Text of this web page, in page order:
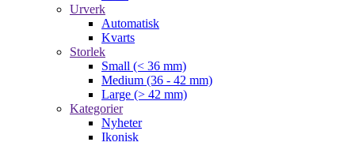
Urverk
Automatisk
Kvarts
Storlek
Small (< 36 mm)
Medium (36 - 42 mm)
Large (> 42 mm)
Kategorier
Nyheter
Ikonisk